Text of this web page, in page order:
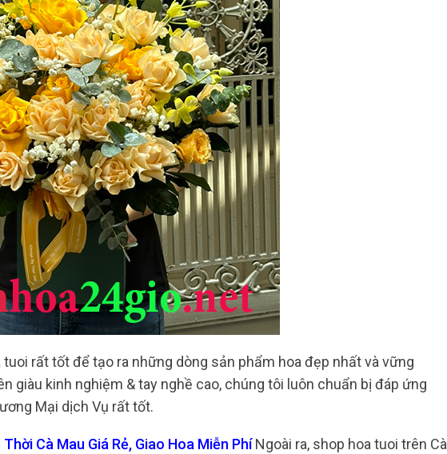
rất tốt để tạo ra những dòng sản phẩm hoa đẹp nhất và vững
giàu kinh nghiệm & tay nghề cao, chúng tôi luôn chuẩn bị đáp ứng
Mại dịch Vụ rất tốt.
Cà Mau Giá Rẻ, Giao Hoa Miễn PhíNgoài ra, shop hoa tuoi trên Cà